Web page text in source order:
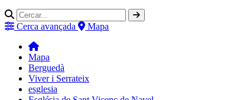
Cerca avançada Mapa
Mapa
Berguedà
Viver i Serrateix
esglesia